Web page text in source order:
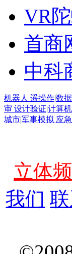
VR
首商
中科
机器人 遥操作|数
审 设计验证|计算
城市|军事模拟 应
立体
我们